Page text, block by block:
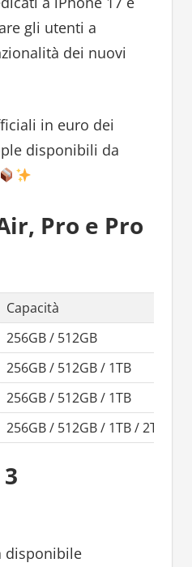
gli utenti a
dei nuovi
in euro dei
disponibili da
Pro e Pro
Capacità
256GB / 512GB
256GB / 512GB / 1TB
256GB / 512GB / 1TB
256GB / 512GB / 1TB / 2TB
disponibile